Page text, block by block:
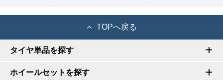
TOPへ戻る
タイヤ単品を探す
ホイールセットを探す